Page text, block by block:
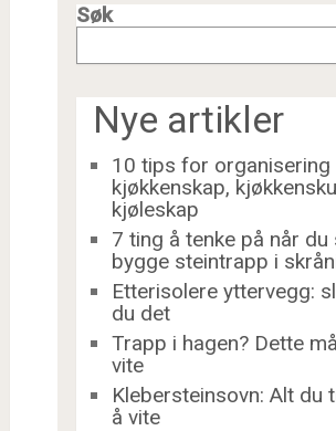
Søk
Nye artikler
10 tips for organisering
kjøkkenskap,
kjøleskap
7 ting å tenke på når du
bygge steintrapp i
Etterisolere yttervegg:
du det
Trapp i hagen? Dette
vite
Klebersteinsovn: Alt du
å vite